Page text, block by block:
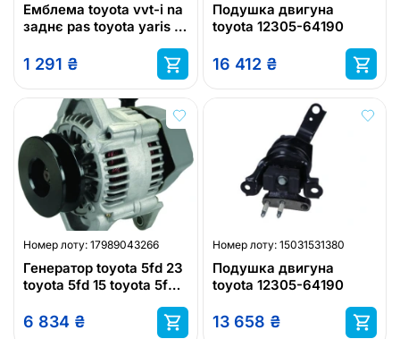
Емблема toyota vvt-i na
заднє pas toyota yaris i
1 291 ₴
Подушка двигуна
toyota 12305-64190
16 412 ₴
Номер лоту: 17989043266
Генератор toyota 5fd 23
toyota 5fd 15 toyota 5fd
6 834 ₴
Номер лоту: 15031531380
Подушка двигуна
toyota 12305-64190
13 658 ₴